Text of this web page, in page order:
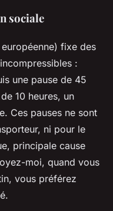
sociale
fixe des
:
une pause de 45
10 heures, un
Ces pauses ne sont
ni pour le
principale cause
moi, quand vous
vous préférez